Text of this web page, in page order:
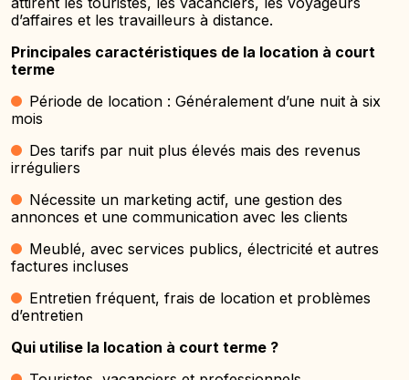
d’affaires et les travailleurs à distance.
Principales caractéristiques de la location à court
terme
Période de location : Généralement d’une nuit à six
mois
Des tarifs par nuit plus élevés mais des revenus
irréguliers
Nécessite un marketing actif, une gestion des
annonces et une communication avec les clients
Meublé, avec services publics, électricité et autres
factures incluses
Entretien fréquent, frais de location et problèmes
d’entretien
Qui utilise la location à court terme ?